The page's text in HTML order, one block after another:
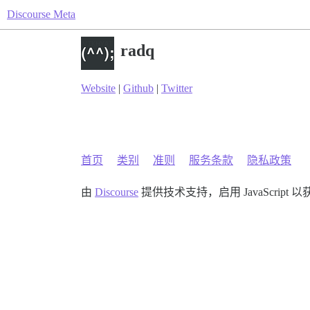
Discourse Meta
radq
Website | Github | Twitter
首页 类别 准则 服务条款 隐私政策
由 Discourse 提供技术支持，启用 JavaScript 以